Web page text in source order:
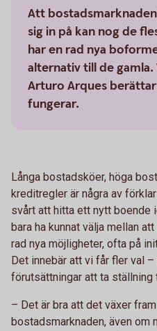
Att
sig in på kan nog de
har en rad nya
alternativ till de
Arturo Arques
fungerar.
Långa bostadsköer, höga
kreditregler är några av
svårt att hitta ett nytt boende
bara ha kunnat välja mellan
rad nya möjligheter, ofta på
Det innebär att vi får fler val
förutsättningar att ta ställning
– Det är bra att det växer
bostadsmarknaden, även om